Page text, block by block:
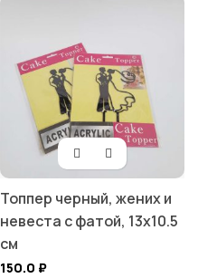
Топпер черный, жених и
невеста с фатой, 13х10.5
см
150.0 ₽